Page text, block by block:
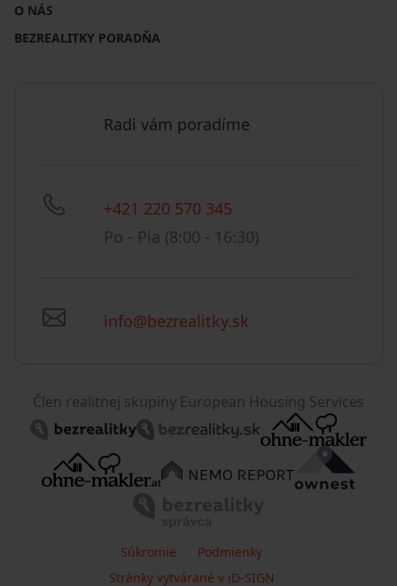
O NÁS
BEZREALITKY PORADŇA
Radi vám poradíme
+421 220 570 345
Po - Pia (8:00 - 16:30)
info@bezrealitky.sk
Člen realitnej skupiny European Housing Services
Súkromie
Podmienky
Stránky vytvárané v iD-SIGN